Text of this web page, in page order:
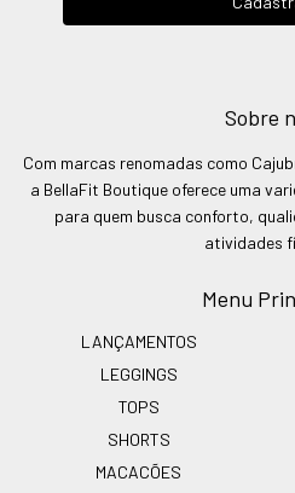
Sobre
Com marcas renomadas como
a BellaFit Boutique oferece uma
para quem busca conforto,
atividades
Menu
LANÇAMENTOS
LEGGINGS
TOPS
SHORTS
MACACÕES